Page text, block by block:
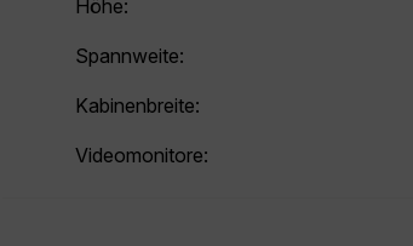
Höhe:
Spannweite:
Kabinenbreite:
Videomonitore: